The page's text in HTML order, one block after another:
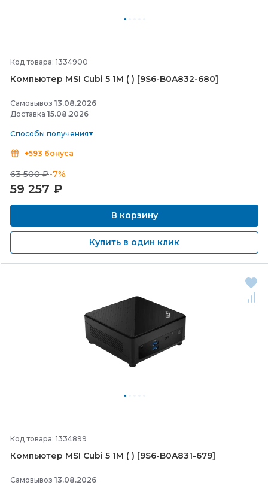
Код товара: 1334900
Компьютер MSI Cubi 5 1M ( ) [9S6-B0A832-680]
Самовывоз 13.08.2026
Доставка 15.08.2026
Способы получения
+593 бонуса
63 500 ₽-7%
59 257 ₽
В корзину
Купить в один клик
Код товара: 1334899
Компьютер MSI Cubi 5 1M ( ) [9S6-B0A831-679]
Самовывоз 13.08.2026